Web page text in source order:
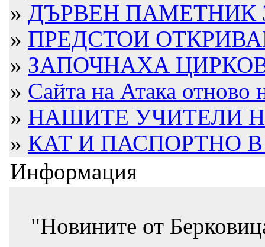
» ДЪРВЕН ПАМЕТНИК
» ПРЕДСТОИ
» ЗАПОЧНАХА
» Сайта на Атака отново
» НАШИТЕ УЧИТЕЛИ
» КАТ И ПАСПОРТНО
Информация
"Новините от